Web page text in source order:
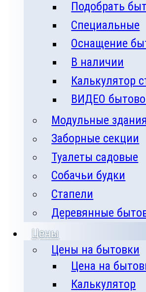
Подобрать
Специальные
Оснащение
В наличии
Калькулятор
ВИДЕО
Модульные здания
Заборные секции
Туалеты садовые
Собачьи будки
Стапели
Деревянные
Цены
Цены на бытовки
Цена на
Калькулятор